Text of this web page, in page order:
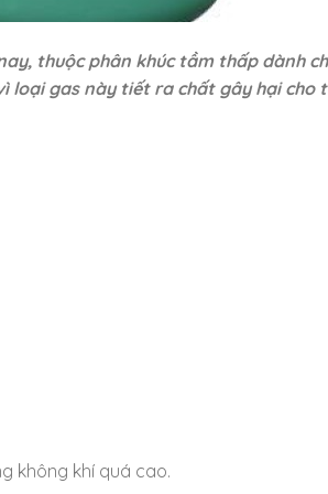
thuộc phân khúc tầm thấp dành
loại gas này tiết ra chất gây hại cho
không khí quá cao.